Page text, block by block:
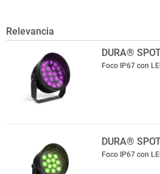
DURA®
Foco IP67 con
DURA®
Foco IP67 con